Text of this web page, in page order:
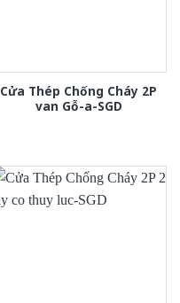
Cửa Thép Chống Cháy 2P
van Gỗ-a-SGD